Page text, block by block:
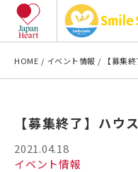
HOME イベント情報 【募集
【募集終了】ハウ
2021.04.18
イベント情報